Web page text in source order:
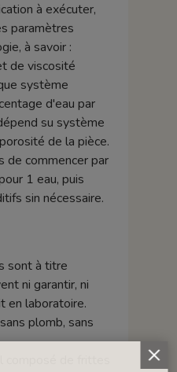
à exécuter,
paramètres
à savoir :
de viscosité
système
d'eau par
su système
de la pièce.
de commencer par
1 eau, puis
sin nécessaire.
sont à titre
ni garantir, ni
en laboratoire.
plomb, sans